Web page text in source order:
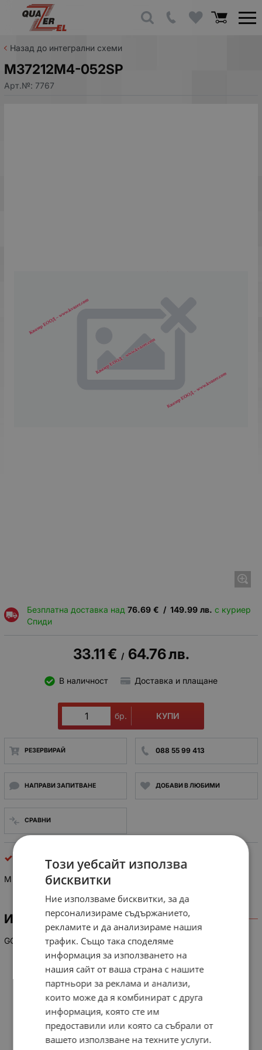
Назад до интегрални схеми
M37212M4-052SP
Арт.№: 7767
Безплатна доставка над 76.69 € / 149.99 лв. с куриер
Спиди
33.11€ / 64.76лв.
В наличност Доставка и плащане
бр. КУПИ
РЕЗЕРВИРАЙ 088 55 99 413
НАПРАВИ ЗАПИТВАНЕ ДОБАВИ В ЛЮБИМИ
СРАВНИ
интегрални схеми
M 37212M4-052 SP
ИНФОРМАЦИЯ
GO TO:M37212M4-050SP
Този уебсайт използва
бисквитки
Ние използваме бисквитки, за да
персонализираме съдържанието,
рекламите и да анализираме нашия
трафик. Също така споделяме
информация за използването на
нашия сайт от ваша страна с нашите
партньори за реклама и анализи,
които може да я комбинират с друга
информация, която сте им
предоставили или която са събрали от
вашето използване на техните услуги.